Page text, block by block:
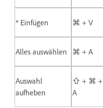
* Einfügen ⌘ + V
Alles auswählen ⌘ + A
Auswahl
aufheben
⇧ + ⌘ +
A